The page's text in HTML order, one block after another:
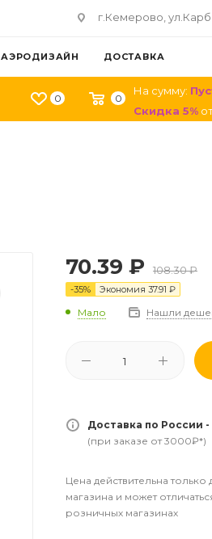
г.Кемерово,
АЭРОДИЗАЙН ДОСТАВКА
0 0
На сумму:
Скидка 5%
70.39 ₽ 108.30₽
-35% Экономия 37.91 ₽
Мало Нашли
Доставка по России -
(при заказе от 3000₽*)
Цена действительна только
магазина и может
розничных магазинах